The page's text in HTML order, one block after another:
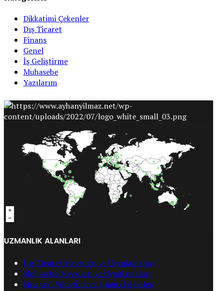
Dikkatimi Çekenler
Dış Ticaret
Finans
Genel
İş Geliştirme
Muhasebe
Yazılarım
UZMANLIK ALANLARI
Dış Ticaret Mevzuatı ve Uygulamaları
Muhasebe Mevzuatı ve Uygulamaları
Finansal Yönetimi ve Finans İşlemleri